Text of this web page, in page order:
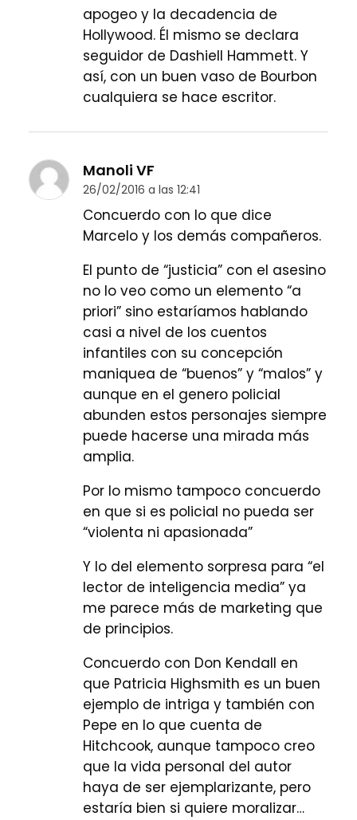
apogeo y la decadencia de
Hollywood. Él mismo se declara
seguidor de Dashiell Hammett. Y
así, con un buen vaso de Bourbon
cualquiera se hace escritor.
Manoli VF
26/02/2016 a las 12:41
Concuerdo con lo que dice
Marcelo y los demás compañeros.
El punto de “justicia” con el asesino
no lo veo como un elemento “a
priori” sino estaríamos hablando
casi a nivel de los cuentos
infantiles con su concepción
maniquea de “buenos” y “malos” y
aunque en el genero policial
abunden estos personajes siempre
puede hacerse una mirada más
amplia.
Por lo mismo tampoco concuerdo
en que si es policial no pueda ser
“violenta ni apasionada”
Y lo del elemento sorpresa para “el
lector de inteligencia media” ya
me parece más de marketing que
de principios.
Concuerdo con Don Kendall en
que Patricia Highsmith es un buen
ejemplo de intriga y también con
Pepe en lo que cuenta de
Hitchcook, aunque tampoco creo
que la vida personal del autor
haya de ser ejemplarizante, pero
estaría bien si quiere moralizar…